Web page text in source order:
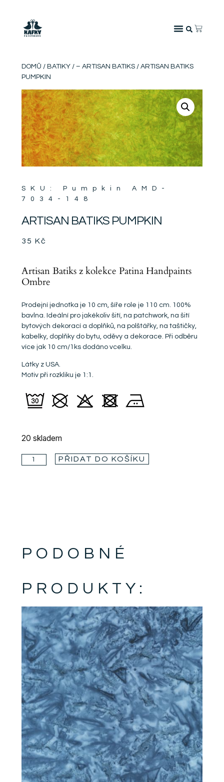
DOMŮ / BATIKY/ – ARTISAN BATIKS/ ARTISAN BATIKS
PUMPKIN
SKU: Pumpkin AMD-
7034-148
ARTISAN BATIKS PUMPKIN
35 Kč
Artisan Batiks z kolekce Patina Handpaints
Ombre
Prodejní jednotka je 10 cm, šíře role je 110 cm. 100%
bavlna. Ideální pro jakékoliv šití, na patchwork, na šití
bytových dekorací a doplňků, na polštářky, na taštičky,
kabelky, doplňky do bytu, oděvy a dekorace. Při odběru
více jak 10 cm/1ks dodáno vcelku.
Látky z USA.
Motiv při rozkliku je 1:1.
20 skladem
PŘIDAT DO KOŠÍKU
PODOBNÉ
PRODUKTY: